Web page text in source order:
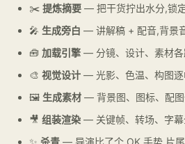
✂️ 提炼摘要 — 把干货拧出水分,锁
🎤 生成旁白 — 讲解稿 + 配音,背景
🧰 加载引擎 — 分镜、设计、素材各
🎨 视觉设计 — 光影、色温、构图逐
🖼️ 生成素材 — 背景图、图标、配
🎥 组装渲染 — 关键帧、转场、字